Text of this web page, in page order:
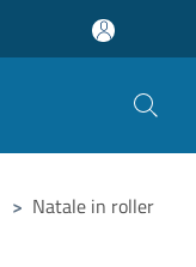
> Natale in roller